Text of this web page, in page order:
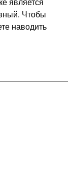
является
Чтобы
наводить